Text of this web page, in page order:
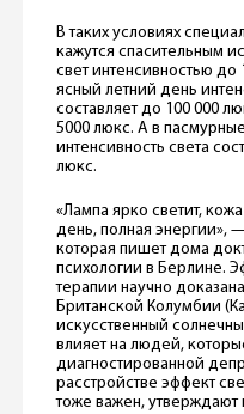
В таких условиях
кажутся спасительным
свет интенсивностью до
ясный летний день
составляет до 100 000
5000 люкс. А в
интенсивность света
люкс.
«Лампа ярко светит,
день, полная энергии»,
которая пишет дома
психологии в Берлине.
терапии научно
Британской Колумбии
искусственный
влияет на людей,
диагностированной
расстройстве эффект
тоже важен, утверждают